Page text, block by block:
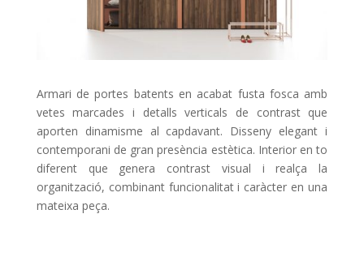
Armari de portes batents en acabat fusta fosca amb
vetes marcades i detalls verticals de contrast que
aporten dinamisme al capdavant. Disseny elegant i
contemporani de gran presència estètica. Interior en to
diferent que genera contrast visual i realça la
organització, combinant funcionalitat i caràcter en una
mateixa peça.